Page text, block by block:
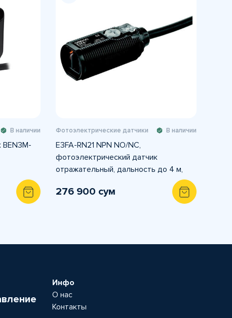
В наличии Фотоэлектрические датчики В наличии
E3FA-RN21 NPN NO/NC,
фотоэлектрический датчик
отражательный, дальность до 4 м,
276 900 сум
Инфо
О нас
Контакты